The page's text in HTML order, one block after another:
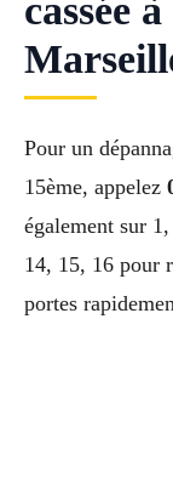
cassée
Pour un
15ème, appelez
également sur
14, 15, 16 pour
portes